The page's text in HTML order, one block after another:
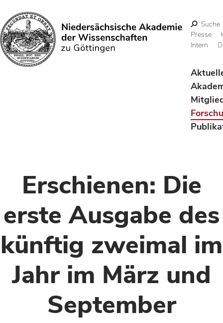
Suchen
Suche
Presse
Intern
Erschienen: Die
erste Ausgabe des
künftig zweimal im
Jahr im März und
September